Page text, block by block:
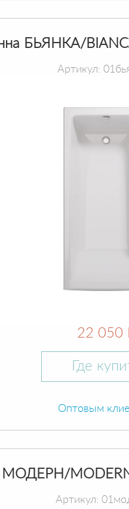
БЬЯНКА/
Артикул:
22 050
Где
Оптовым
МОДЕРН/
Артикул: